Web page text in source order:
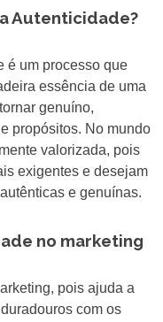
Autenticidade?
é um processo que
essência de uma
genuíno,
propósitos. No mundo
valorizada, pois
exigentes e desejam
e genuínas.
no marketing
pois ajuda a
com os